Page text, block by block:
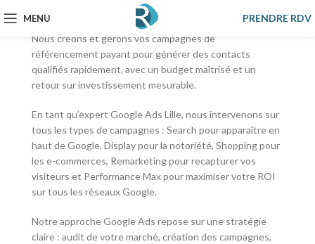
MENU PRENDRE RDV
Referencemoi est votre agence Google Ads Lille,
certifiée Google Ads Search et Display depuis 2008.
Nous créons et gérons vos campagnes de
référencement payant pour générer des contacts
qualifiés rapidement, avec un budget maîtrisé et un
retour sur investissement mesurable.
En tant qu’expert Google Ads Lille, nous intervenons sur
tous les types de campagnes : Search pour apparaître en
haut de Google, Display pour la notoriété, Shopping pour
les e-commerces, Remarketing pour recapturer vos
visiteurs et Performance Max pour maximiser votre ROI
sur tous les réseaux Google.
Notre approche Google Ads repose sur une stratégie
claire : audit de votre marché, création des campagnes,